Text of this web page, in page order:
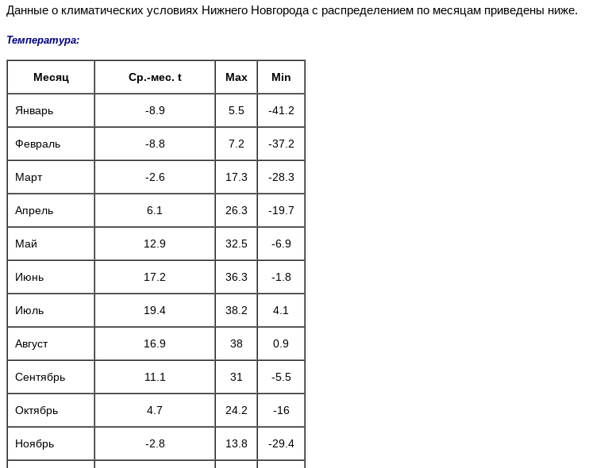
Данные о климатических условиях Нижнего Новгорода с распределением по месяцам приведены ниже.
Температура:
Месяц Ср.-мес. t Max Min
Январь -8.9 5.5 -41.2
Февраль -8.8 7.2 -37.2
Март -2.6 17.3 -28.3
Апрель 6.1 26.3 -19.7
Май 12.9 32.5 -6.9
Июнь 17.2 36.3 -1.8
Июль 19.4 38.2 4.1
Август 16.9 38 0.9
Сентябрь 11.1 31 -5.5
Октябрь 4.7 24.2 -16
Ноябрь -2.8 13.8 -29.4